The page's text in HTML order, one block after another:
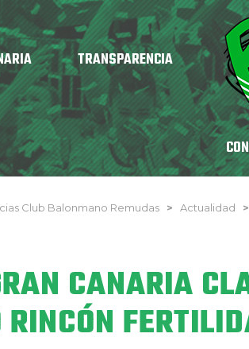
TRANSPARENCIA
Club Balonmano Remudas > Actualidad >
CANARIA
RINCÓN